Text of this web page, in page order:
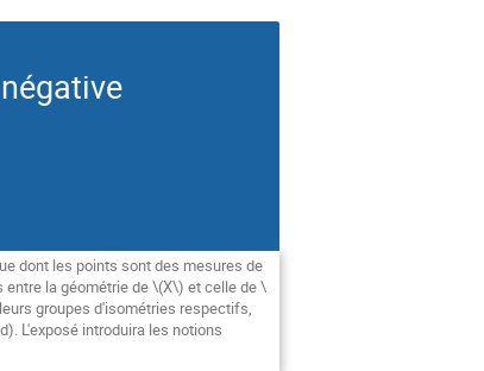
dont les points sont des mesures de
la géométrie de \(X\) et celle de \
groupes d'isométries respectifs,
L'exposé introduira les notions